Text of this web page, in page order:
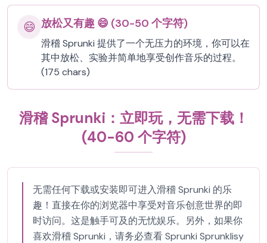
😄 放松又有趣 😄 (30-50 个字符)
滑稽 Sprunki 提供了一个无压力的环境，你可以在
其中放松、实验并简单地享受创作音乐的过程。
(175 chars)
滑稽 Sprunki：立即玩，无需下载！
(40-60 个字符)
无需任何下载或安装即可进入滑稽 Sprunki 的乐
趣！直接在你的浏览器中享受对音乐创意世界的即
时访问。这是触手可及的无忧娱乐。另外，如果你
喜欢滑稽 Sprunki，请务必查看 Sprunki Sprunklisy